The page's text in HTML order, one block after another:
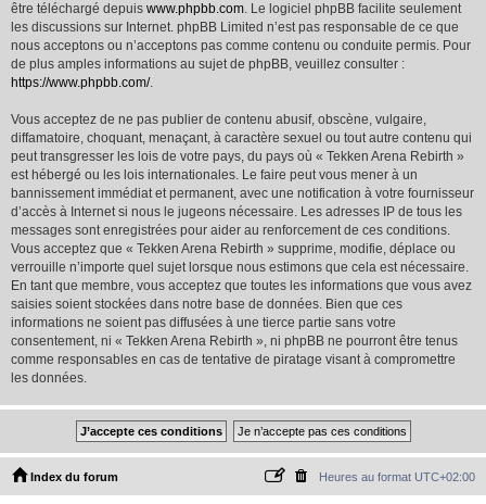
être téléchargé depuis www.phpbb.com. Le logiciel phpBB facilite seulement
les discussions sur Internet. phpBB Limited n’est pas responsable de ce que
nous acceptons ou n’acceptons pas comme contenu ou conduite permis. Pour
de plus amples informations au sujet de phpBB, veuillez consulter :
https://www.phpbb.com/.
Vous acceptez de ne pas publier de contenu abusif, obscène, vulgaire,
diffamatoire, choquant, menaçant, à caractère sexuel ou tout autre contenu qui
peut transgresser les lois de votre pays, du pays où « Tekken Arena Rebirth »
est hébergé ou les lois internationales. Le faire peut vous mener à un
bannissement immédiat et permanent, avec une notification à votre fournisseur
d’accès à Internet si nous le jugeons nécessaire. Les adresses IP de tous les
messages sont enregistrées pour aider au renforcement de ces conditions.
Vous acceptez que « Tekken Arena Rebirth » supprime, modifie, déplace ou
verrouille n’importe quel sujet lorsque nous estimons que cela est nécessaire.
En tant que membre, vous acceptez que toutes les informations que vous avez
saisies soient stockées dans notre base de données. Bien que ces
informations ne soient pas diffusées à une tierce partie sans votre
consentement, ni « Tekken Arena Rebirth », ni phpBB ne pourront être tenus
comme responsables en cas de tentative de piratage visant à compromettre
les données.
Index du forum Heures au format UTC+02:00